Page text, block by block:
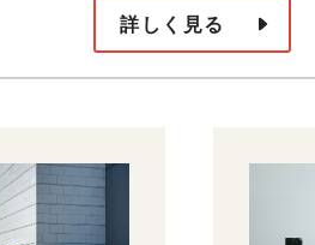
詳しく見る